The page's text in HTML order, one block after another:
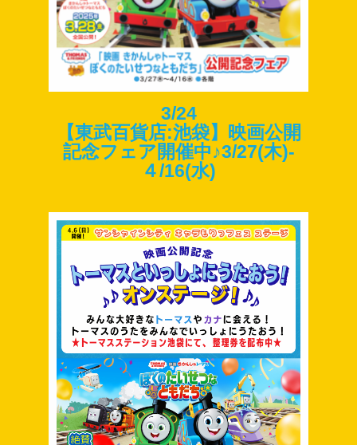
3/24
【東武百貨店:池袋】映画公開
記念フェア開催中♪3/27(木)-
４/16(水)